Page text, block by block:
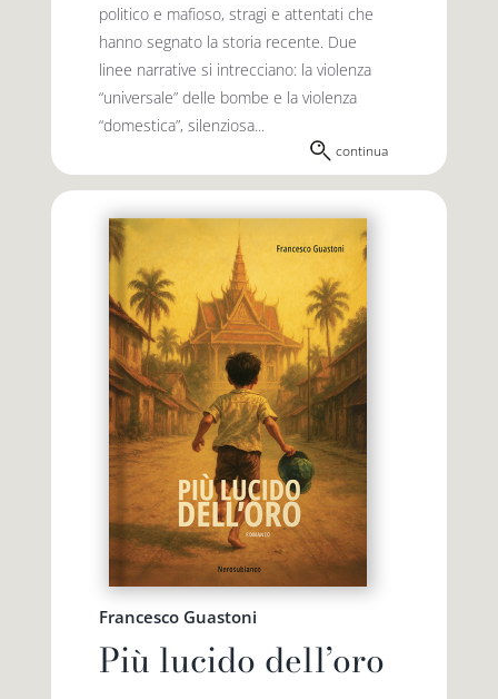
politico e mafioso, stragi e attentati che
hanno segnato la storia recente. Due
linee narrative si intrecciano: la violenza
“universale” delle bombe e la violenza
“domestica”, silenziosa...
continua
Francesco Guastoni
Più lucido dell’oro